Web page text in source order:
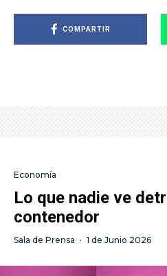
COMPARTIR
Economía
Lo que nadie ve
contenedor
Sala de Prensa · 1 de Junio 2026